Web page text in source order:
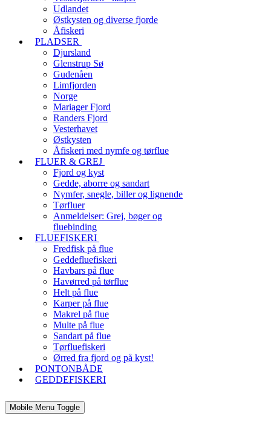
Udlandet
Østkysten og diverse fjorde
Åfiskeri
PLADSER
Djursland
Glenstrup Sø
Gudenåen
Limfjorden
Norge
Mariager Fjord
Randers Fjord
Vesterhavet
Østkysten
Åfiskeri med nymfe og tørflue
FLUER & GREJ
Fjord og kyst
Gedde, aborre og sandart
Nymfer, snegle, biller og lignende
Tørfluer
Anmeldelser: Grej, bøger og
fluebinding
FLUEFISKERI
Fredfisk på flue
Geddefluefiskeri
Havbars på flue
Havørred på tørflue
Helt på flue
Karper på flue
Makrel på flue
Multe på flue
Sandart på flue
Tørfluefiskeri
Ørred fra fjord og på kyst!
PONTONBÅDE
GEDDEFISKERI
Mobile Menu Toggle